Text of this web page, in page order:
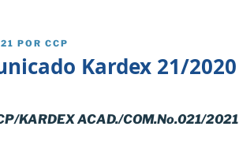
POR CCP
Kardex 21/2020
KARDEX ACAD./COM.No.021/2021